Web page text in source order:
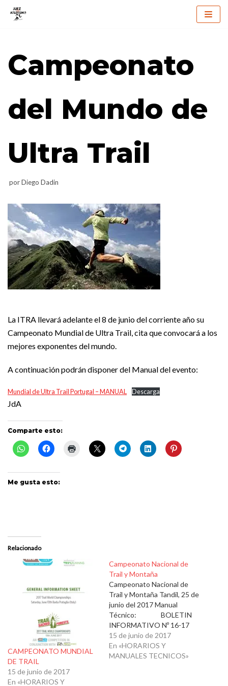
contenido
Campeonato
del Mundo de
Ultra Trail
porDiego Dadin
La ITRA llevará adelante el 8 de junio del corriente año su
Campeonato Mundial de Ultra Trail, cita que convocará a los
mejores exponentes del mundo.
A continuación podrán disponer del Manual del evento:
Mundial de Ultra Trail Portugal – MANUAL Descarga
JdA
Comparte esto:
Me gusta esto:
Relacionado
CAMPEONATO MUNDIAL
DE TRAIL
15 de junio de 2017
En «HORARIOS Y
Campeonato Nacional de
Trail y Montaña
Campeonato Nacional de
Trail y Montaña Tandil, 25 de
junio del 2017 Manual
Técnico: BOLETIN
INFORMATIVO Nº 16-17
Campeonato Argentino de
Montaña y Trail 2017 - copia
Información adicional:
15 de junio de 2017
En «HORARIOS Y
MANUALES TECNICOS»